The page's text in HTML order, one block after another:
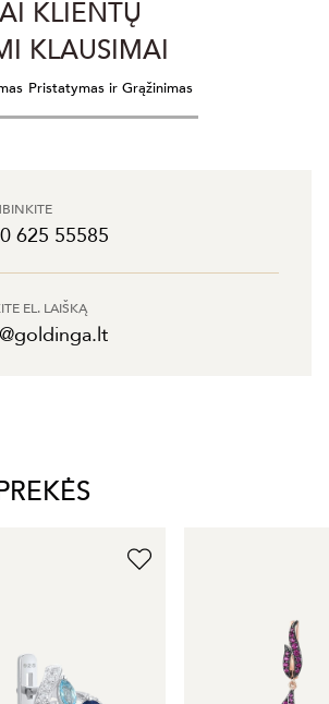
625 55585
EL. LAIŠKĄ
KLIENTŲ
KLAUSIMAI
Pristatymas ir Grąžinimas